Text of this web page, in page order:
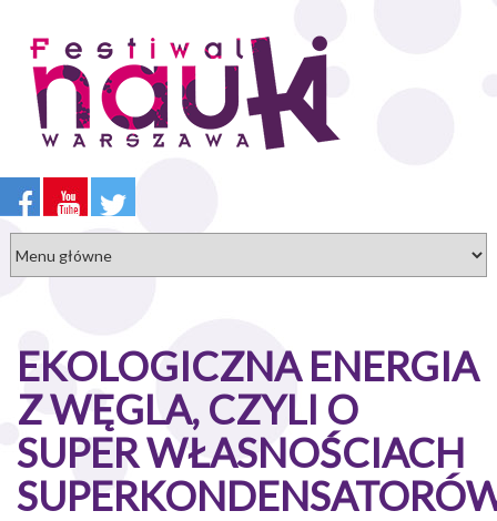
treści
EKOLOGICZNA ENERGIA
Z WĘGLA, CZYLI O
SUPER WŁASNOŚCIACH